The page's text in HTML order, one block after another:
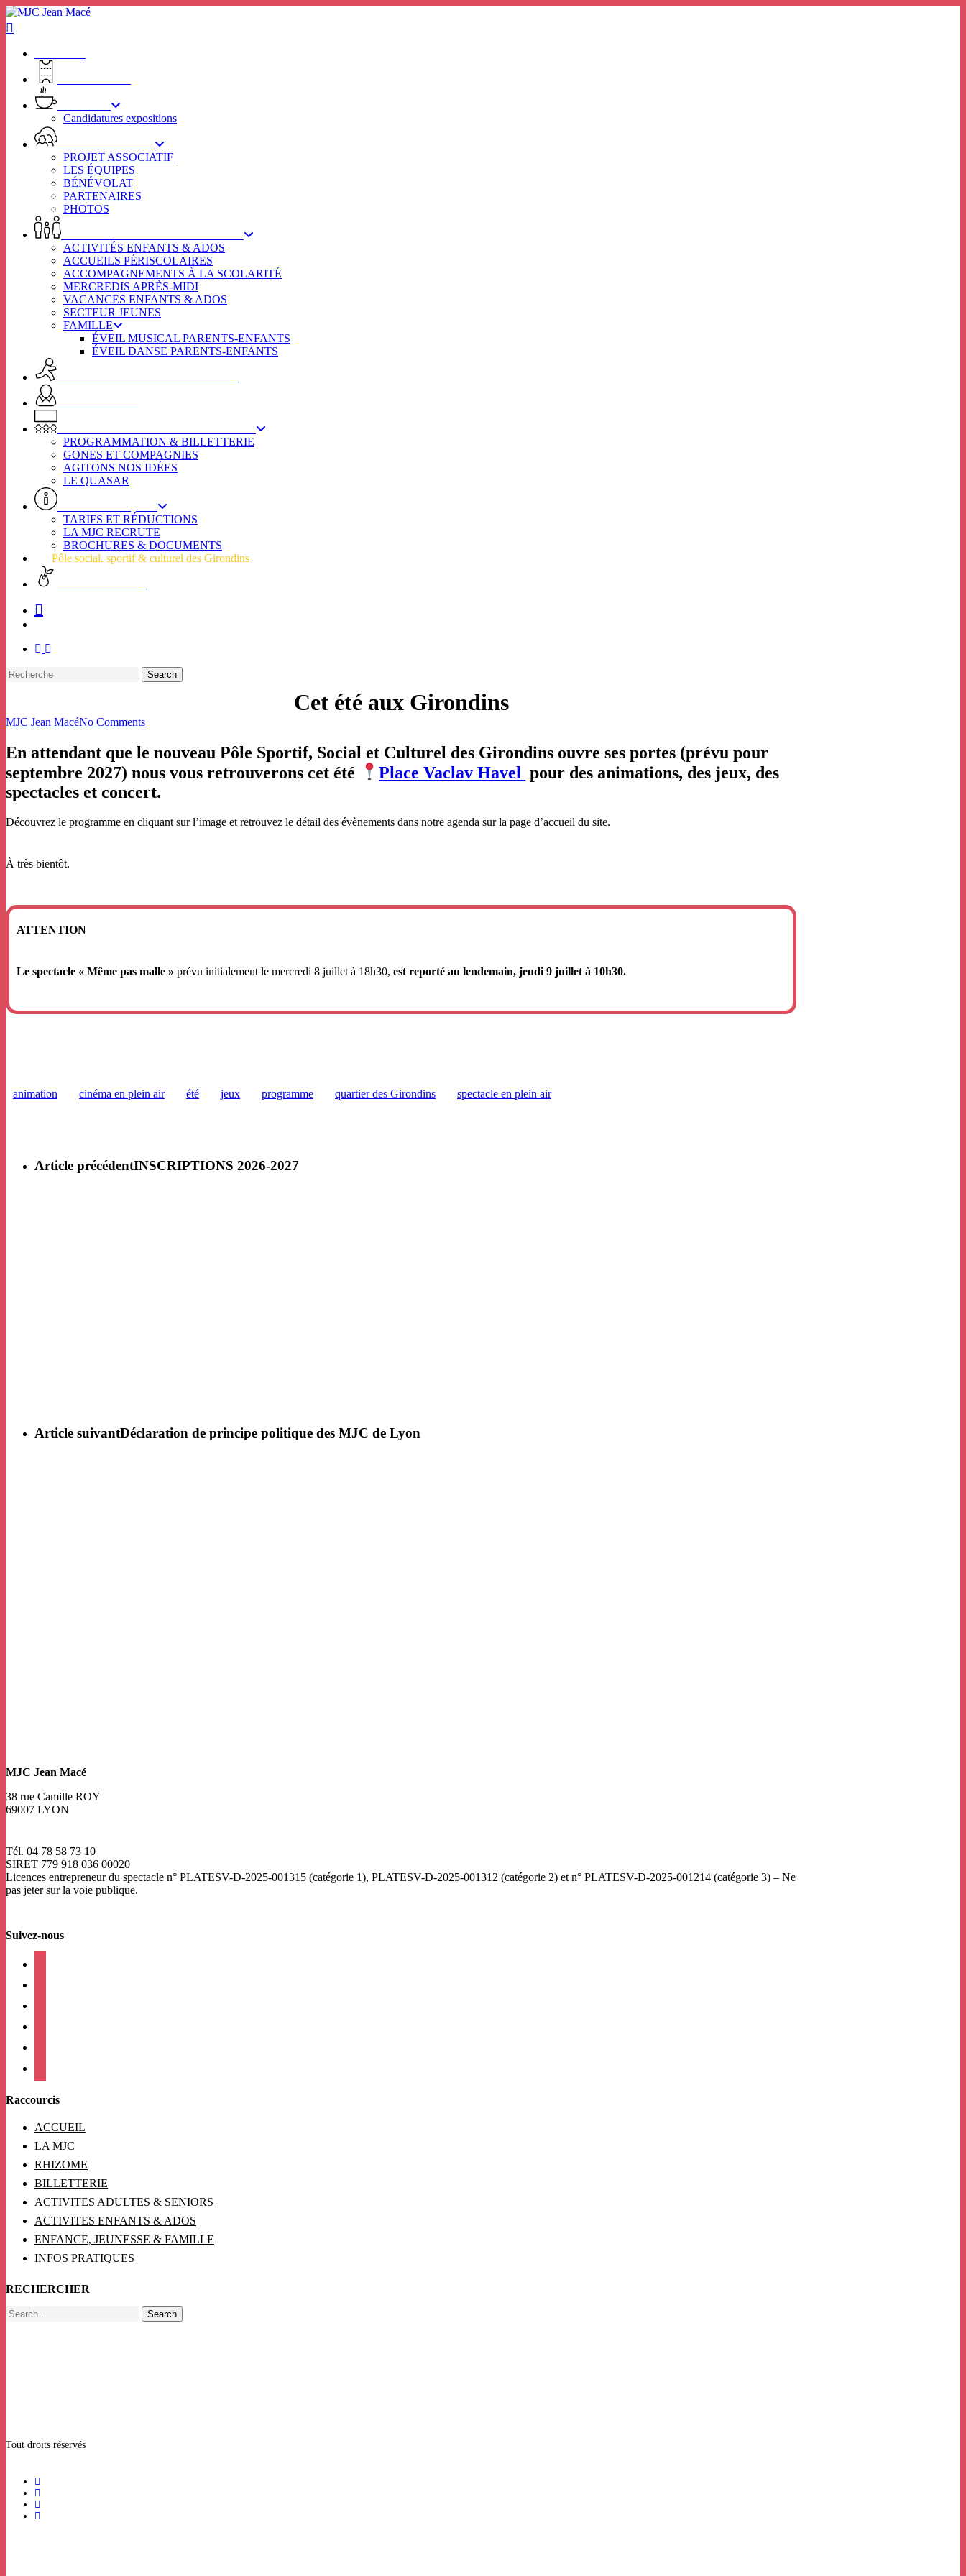
Skip
to
main
content
Candidatures expositions
PROJET ASSOCIATIF
LES ÉQUIPES
BÉNÉVOLAT
PARTENAIRES
PHOTOS
ACTIVITÉS ENFANTS & ADOS
ACCUEILS PÉRISCOLAIRES
ACCOMPAGNEMENTS À LA SCOLARITÉ
MERCREDIS APRÈS-MIDI
VACANCES ENFANTS & ADOS
SECTEUR JEUNES
FAMILLE
ÉVEIL MUSICAL PARENTS-ENFANTS
ÉVEIL DANSE PARENTS-ENFANTS
PROGRAMMATION & BILLETTERIE
GONES ET COMPAGNIES
AGITONS NOS IDÉES
LE QUASAR
TARIFS ET RÉDUCTIONS
LA MJC RECRUTE
BROCHURES & DOCUMENTS
Pôle social, sportif & culturel des Girondins
facebook
instagram
Search
Cet été aux Girondins
MJC Jean MacéNo Comments
En attendant que le nouveau Pôle Sportif, Social et Culturel des Girondins ouvre ses portes (prévu pour
septembre 2027) nous vous retrouverons cet été
Place Vaclav Havel pour des animations, des jeux, des
spectacles et concert.
Découvrez le programme en cliquant sur l’image et retrouvez le détail des évènements dans notre agenda sur la page d’accueil du site.
À très bientôt.
ATTENTION
Le spectacle « Même pas malle » prévu initialement le mercredi 8 juillet à 18h30, est reporté au lendemain, jeudi 9 juillet à 10h30.
animation cinéma en plein air été jeux programme quartier des Girondins spectacle en plein air
Article précédentINSCRIPTIONS 2026-2027
Article suivantDéclaration de principe politique des MJC de Lyon
MJC Jean Macé
38 rue Camille ROY
69007 LYON
Tél. 04 78 58 73 10
SIRET 779 918 036 00020
Licences entrepreneur du spectacle n° PLATESV-D-2025-001315 (catégorie 1), PLATESV-D-2025-001312 (catégorie 2) et n° PLATESV-D-2025-001214 (catégorie 3) – Ne
pas jeter sur la voie publique.
Suivez-nous
Raccourcis
ACCUEIL
LA MJC
RHIZOME
BILLETTERIE
ACTIVITES ADULTES & SENIORS
ACTIVITES ENFANTS & ADOS
ENFANCE, JEUNESSE & FAMILLE
INFOS PRATIQUES
RECHERCHER
Search
Tout droits réservés